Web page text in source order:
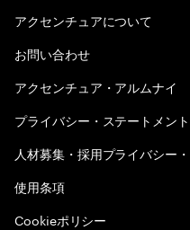
アクセンチュアについて
お問い合わせ
アクセンチュア・アルムナイ
プライバシー・ステートメント
人材募集・採用プライバシー
使用条項
Cookieポリシー